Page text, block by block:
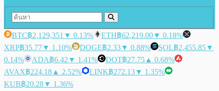
BTC฿2,129,351 ▼ 0.13% ETH฿62,219.00▼ 0.18%
XRP฿35.77▼ 1.10% DOGE฿2.33▼ 0.88% SOL฿2,455.85▼
0.14%
ADA฿6.42 ▼ 1.41% DOT฿27.75 ▲ 0.68%
AVAX฿224.18 ▲ 2.52% LINK฿272.13▼ 1.35%
KUB฿20.28▼ 1.36%